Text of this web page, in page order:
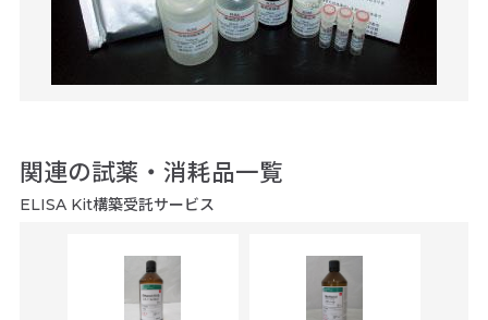
関連の試薬・消耗品一覧
ELISA Kit構築受託サービス